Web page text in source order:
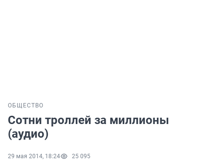
ОБЩЕСТВО
Сотни троллей за миллионы
(аудио)
29 мая 2014, 18:24 25 095